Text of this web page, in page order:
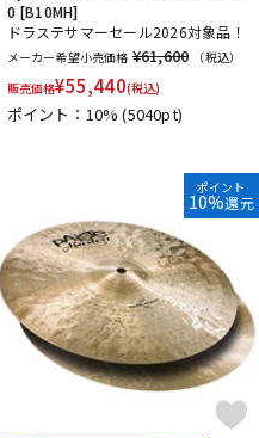
0 [B10MH]
ドラステサマーセール2026対象品！
メーカー希望小売価格 ¥61,600
（税込）
販売価格¥55,440(税込)
ポイント：10%(5040pt)
ポイント
10%還元